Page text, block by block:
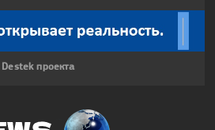
Destek проекта